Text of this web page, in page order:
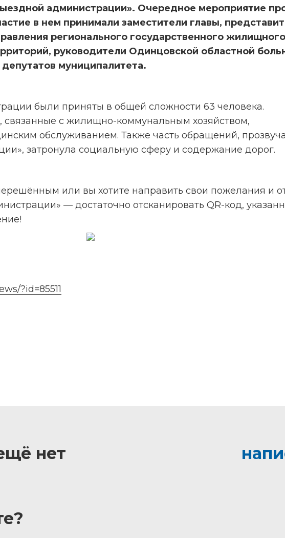
администрации». Очередное мероприятие
в нем принимали заместители главы,
регионального государственного жилищного
руководители Одинцовской областной
муниципалитета.
были приняты в общей сложности 63 человека.
с жилищно-коммунальным хозяйством,
обслуживанием. Также часть обращений,
затронула социальную сферу и содержание дорог.
или вы хотите направить свои пожелания и
— достаточно отсканировать QR-код,
?id=85511
нет